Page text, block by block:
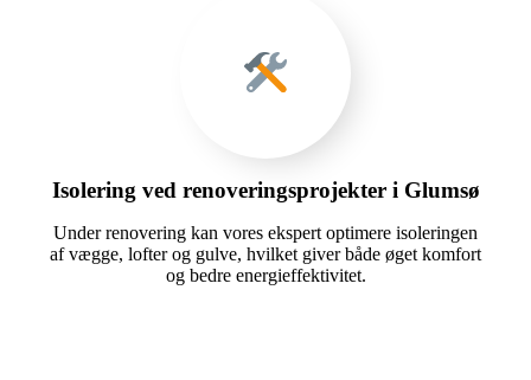
Isolering ved renoveringsprojekter i Glumsø
Under renovering kan vores ekspert optimere isoleringen
af vægge, lofter og gulve, hvilket giver både øget komfort
og bedre energieffektivitet.